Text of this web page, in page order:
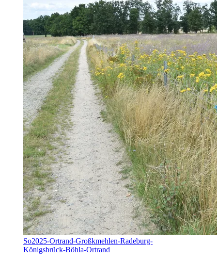
So2025-Ortrand-Großkmehlen-Radeburg-
Königsbrück-Böhla-Ortrand